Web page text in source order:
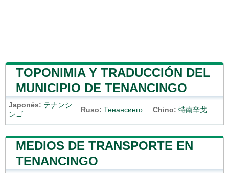
TOPONIMIA Y TRADUCCIÓN DEL
MUNICIPIO DE TENANCINGO
Japonés: テナンシ
ンゴ
Ruso: Тенансинго Chino: 特南辛戈
MEDIOS DE TRANSPORTE EN
TENANCINGO